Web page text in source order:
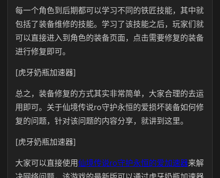
每一个角色到后期都可以学习不同的铁匠技能，其中就
包括了装备维修的技能。学习了该技能之后，玩家们就
可以直接进入到角色的装备页面，点击需要修复的装备
进行修复即可。
[虎牙奶瓶加速器]
总之，装备修复的方式其实非常简单，大家合理的去运
用即可。关于仙境传说ro守护永恒的爱损坏装备如何修
复的问题，针对该问题的内容分享，就讲到这里。
[虎牙奶瓶加速器]
大家可以直接使用仙境传说ro守护永恒的爱加速器来解